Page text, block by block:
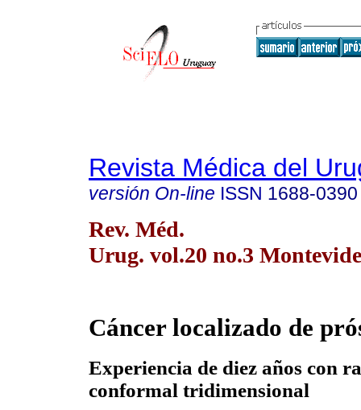
Revista Médica del
versión On-line ISSN 1688-0390
Rev. Méd.
Urug. vol.20 no.3
Cáncer localizado de
Experiencia de diez años con
conformal tridimensional